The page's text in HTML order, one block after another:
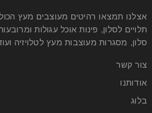
אצלנו תמצאו רהיטים מעוצבים מעץ
תלויים לסלון, פינות אוכל עגולות
סלון, מסגרות מעוצבות מעץ לטלויזיה
צור קשר
אודותנו
בלוג